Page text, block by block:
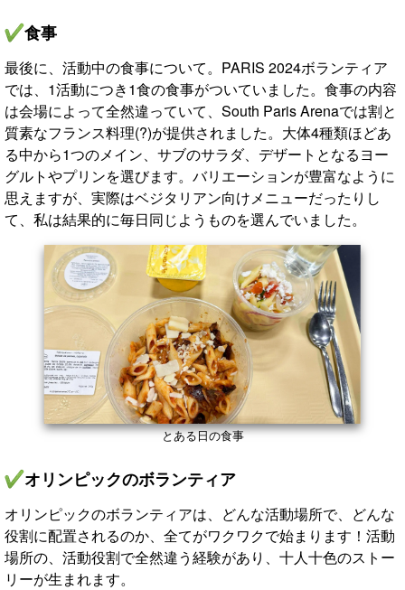
食事
最後に、活動中の食事について。PARIS 2024ボランティア
では、1活動につき1食の食事がついていました。食事の内容
は会場によって全然違っていて、South Paris Arenaでは割と
質素なフランス料理(?)が提供されました。大体4種類ほどあ
る中から1つのメイン、サブのサラダ、デザートとなるヨー
グルトやプリンを選びます。バリエーションが豊富なように
思えますが、実際はベジタリアン向けメニューだったりし
て、私は結果的に毎日同じようものを選んでいました。
とある日の食事
オリンピックのボランティア
オリンピックのボランティアは、どんな活動場所で、どんな
役割に配置されるのか、全てがワクワクで始まります！活動
場所の、活動役割で全然違う経験があり、十人十色のストー
リーが生まれます。